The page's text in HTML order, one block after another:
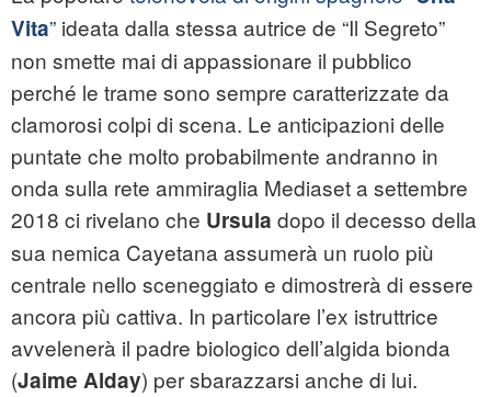
Vita” ideata dalla stessa autrice de “Il Segreto”
non smette mai di appassionare il pubblico
perché le trame sono sempre caratterizzate da
clamorosi colpi di scena. Le anticipazioni delle
puntate che molto probabilmente andranno in
onda sulla rete ammiraglia Mediaset a settembre
2018 ci rivelano che Ursula dopo il decesso della
sua nemica Cayetana assumerà un ruolo più
centrale nello sceneggiato e dimostrerà di essere
ancora più cattiva. In particolare l’ex istruttrice
avvelenerà il padre biologico dell’algida bionda
(Jaime Alday) per sbarazzarsi anche di lui.